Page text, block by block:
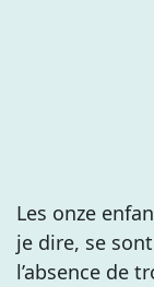
Les onze
je dire, se
l’absence de